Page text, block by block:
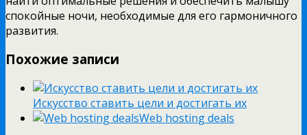
спокойные ночи, необходимые для его гармоничного
развития.
Похожие записи
Искусство ставить цели и достигать их
Web hosting deals